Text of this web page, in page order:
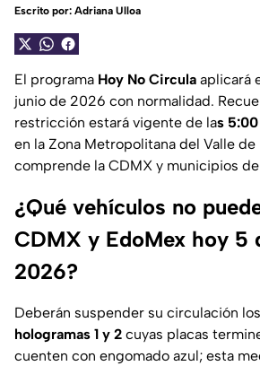
Escrito por: Adriana Ulloa
El programa Hoy No Circula aplicará
junio de 2026 con normalidad.
restricción estará vigente de las 5:00
en la Zona Metropolitana del Valle
comprende la CDMX y municipios
¿Qué vehículos no
CDMX y EdoMex hoy 5
2026?
Deberán suspender su circulación
hologramas 1 y 2 cuyas placas
cuenten con engomado azul; esta